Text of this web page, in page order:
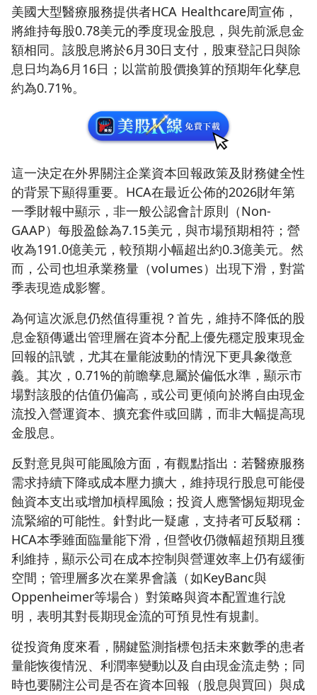
美國大型醫療服務提供者HCA Healthcare周宣佈，
將維持每股0.78美元的季度現金股息，與先前派息金
額相同。該股息將於6月30日支付，股東登記日與除
息日均為6月16日；以當前股價換算的預期年化孳息
約為0.71%。
這一決定在外界關注企業資本回報政策及財務健全性
的背景下顯得重要。HCA在最近公佈的2026財年第
一季財報中顯示，非一般公認會計原則（Non-
GAAP）每股盈餘為7.15美元，與市場預期相符；營
收為191.0億美元，較預期小幅超出約0.3億美元。然
而，公司也坦承業務量（volumes）出現下滑，對當
季表現造成影響。
為何這次派息仍然值得重視？首先，維持不降低的股
息金額傳遞出管理層在資本分配上優先穩定股東現金
回報的訊號，尤其在量能波動的情況下更具象徵意
義。其次，0.71%的前瞻孳息屬於偏低水準，顯示市
場對該股的估值仍偏高，或公司更傾向於將自由現金
流投入營運資本、擴充套件或回購，而非大幅提高現
金股息。
反對意見與可能風險方面，有觀點指出：若醫療服務
需求持續下降或成本壓力擴大，維持現行股息可能侵
蝕資本支出或增加槓桿風險；投資人應警惕短期現金
流緊縮的可能性。針對此一疑慮，支持者可反駁稱：
HCA本季雖面臨量能下滑，但營收仍微幅超預期且獲
利維持，顯示公司在成本控制與營運效率上仍有緩衝
空間；管理層多次在業界會議（如KeyBanc與
Oppenheimer等場合）對策略與資本配置進行說
明，表明其對長期現金流的可預見性有規劃。
從投資角度來看，關鍵監測指標包括未來數季的患者
量能恢復情況、利潤率變動以及自由現金流走勢；同
時也要關注公司是否在資本回報（股息與買回）與成